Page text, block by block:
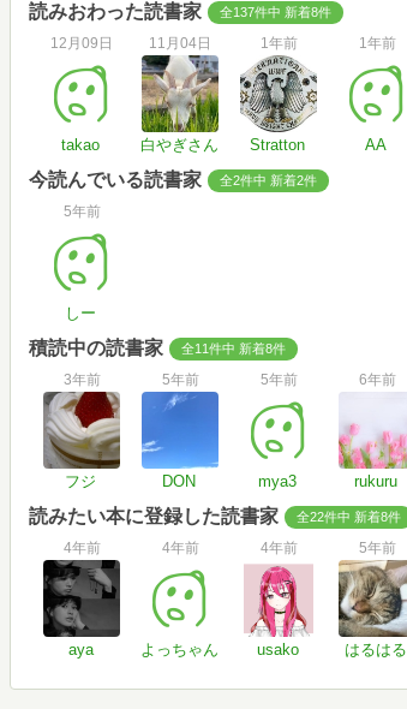
読みおわった読書家 全137件中 新着8件
12月09日
takao
11月04日
白やぎさん
1年前
Stratton
1年前
AA
今読んでいる読書家 全2件中 新着2件
5年前
しー
積読中の読書家 全11件中 新着8件
3年前
フジ
5年前
DON
5年前
mya3
6年前
rukuru
読みたい本に登録した読書家 全22件中 新着8件
4年前
aya
4年前
よっちゃん
4年前
usako
5年前
はるはる